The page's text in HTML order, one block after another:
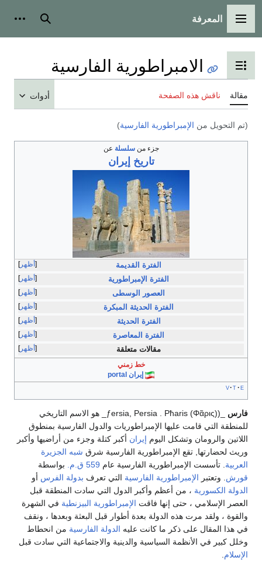
القائمة الرئيسية
المعرفة بحث
تبديل عرض جدول المحتويات
الامبراطورية الفارسية
مقالة ناقش هذه الصفحة أدوات
(تم التحويل من الإمبراطورية الفارسية)
جزء منسلسلة عن
تاريخ إيران
أظهر الفترة القديمة
أظهر الفترة الإمبراطورية
أظهر العصور الوسطى
أظهر الفترة الحديثة المبكرة
أظهر الفترة الحديثة
أظهر الفترة المعاصرة
أظهر مقالات متعلقة
خط زمني
إيران portal
v t e
فارس
_(ƒersia, Persia . Pħaris (Φᾶρις)_ هو الاسم التاريخي
للمنطقة التي قامت عليها الإمبراطوريات والدول الفارسية بمنطوق
اللاتين والرومان وتشكل اليوم إيران أكبر كتلة وجزء من أراضيها وأكبر
وريث لحضارتها, تقع الإمبراطورية الفارسية شرق شبه الجزيرة
العربية. تأسست الإمبراطورية الفارسية عام 559 ق.م. بواسطة
قورش. وتعتبر الإمبراطورية الفارسية التي تعرف بدولة الفرس أو
الدولة الكسورية ، من أعظم وأكبر الدول التي سادت المنطقة قبل
العصر الإسلامي ، حتى إنها فاقت الإمبراطورية البيزنطية في الشهرة
والقوة ، ولقد مرت هذه الدولة بعدة أطوار قبل البعثة وبعدها ، ونقف
في هذا المقال على ذكر ما كانت عليه الدولة الفارسية من انحطاط
وخلل كبير في الأنظمة السياسية والدينية والاجتماعية التي سادت قبل
الإسلام.